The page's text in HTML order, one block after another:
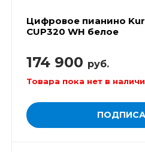
Цифровое пианино
CUP320 WH белое
174 900 руб.
Товара пока нет в